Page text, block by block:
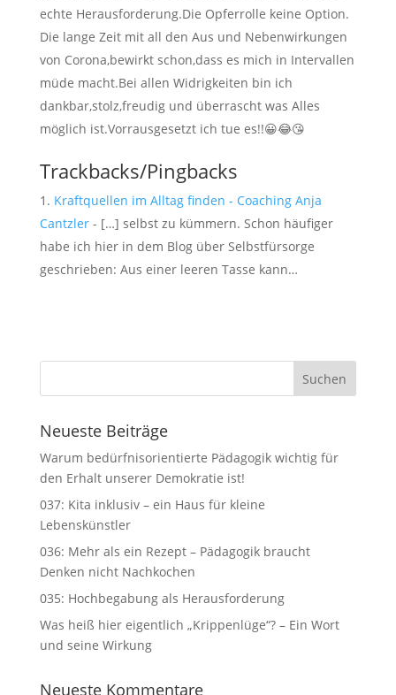
echte Herausforderung.Die Opferrolle keine Option.
Die lange Zeit mit all den Aus und Nebenwirkungen
von Corona,bewirkt schon,dass es mich in Intervallen
müde macht.Bei allen Widrigkeiten bin ich
dankbar,stolz,freudig und überrascht was Alles
möglich ist.Vorrausgesetzt ich tue es!!😀😂😘
Trackbacks/Pingbacks
Kraftquellen im Alltag finden - Coaching Anja
Cantzler- […] selbst zu kümmern. Schon häufiger
habe ich hier in dem Blog über Selbstfürsorge
geschrieben: Aus einer leeren Tasse kann…
Neueste Beiträge
Warum bedürfnisorientierte Pädagogik wichtig für
den Erhalt unserer Demokratie ist!
037: Kita inklusiv – ein Haus für kleine
Lebenskünstler
036: Mehr als ein Rezept – Pädagogik braucht
Denken nicht Nachkochen
035: Hochbegabung als Herausforderung
Was heiß hier eigentlich „Krippenlüge“? – Ein Wort
und seine Wirkung
Neueste Kommentare